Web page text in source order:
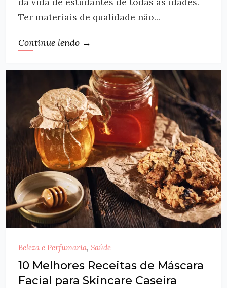
Ter materiais de qualidade não...
Continue lendo →
Beleza e Perfumaria, Saúde
10 Melhores Receitas de Máscara
Facial para Skincare Caseira